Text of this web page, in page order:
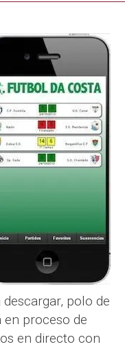
polo de
en proceso de
en directo con